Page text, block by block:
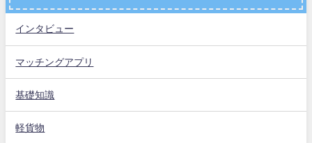
インタビュー
マッチングアプリ
基礎知識
軽貨物